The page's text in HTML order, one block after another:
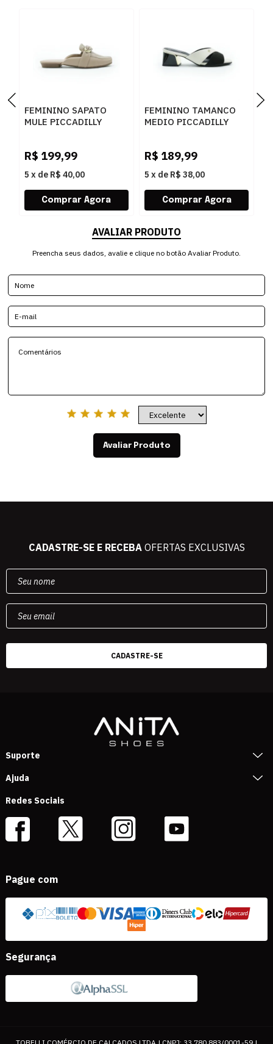
FEMININO SAPATO
MULE PICCADILLY
R$ 199,99
5 x de R$ 40,00
FEMININO TAMANCO
MEDIO PICCADILLY
R$ 189,99
5 x de R$ 38,00
AVALIAR PRODUTO
Preencha seus dados, avalie e clique no botão Avaliar Produto.
Avaliar Produto
CADASTRE-SE E RECEBAOFERTAS EXCLUSIVAS
Suporte
Ajuda
Redes Sociais
Pague com
Segurança